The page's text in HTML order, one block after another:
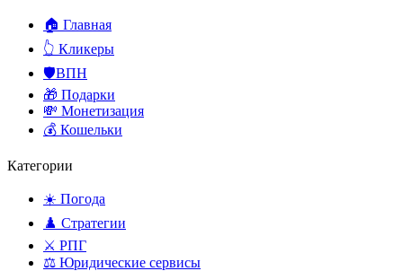
🏠 Главная
👆 Кликеры
🛡️ВПН
🎁 Подарки
💸 Монетизация
💰 Кошельки
Категории
☀️ Погода
♟️ Стратегии
⚔️ РПГ
⚖️ Юридические сервисы